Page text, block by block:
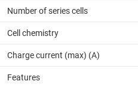
Number of series cells
Cell chemistry
Charge current (max) (A)
Features